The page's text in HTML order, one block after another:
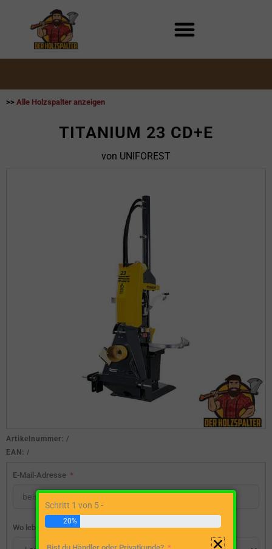
>> Alle Holzspalter anzeigen
TITANIUM 23 CD+E
von UNIFOREST
Artikelnummer: /
EAN: /
E-Mail-Adresse
Wo lebst du?
Schritt 1 von 5 -
20%